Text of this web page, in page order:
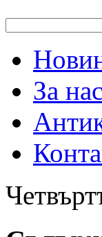
За нас